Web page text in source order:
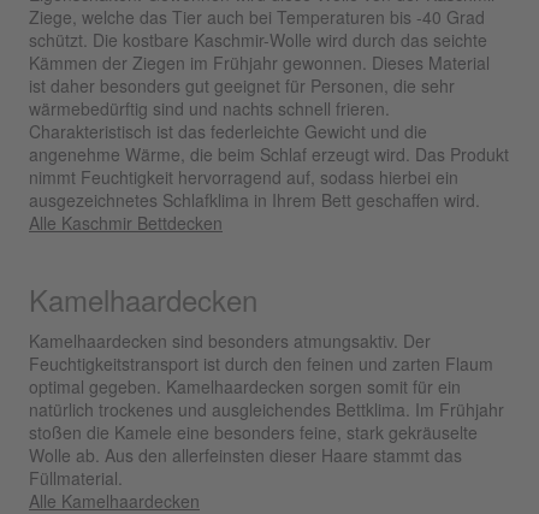
Ziege, welche das Tier auch bei Temperaturen bis -40 Grad
schützt. Die kostbare Kaschmir-Wolle wird durch das seichte
Kämmen der Ziegen im Frühjahr gewonnen. Dieses Material
ist daher besonders gut geeignet für Personen, die sehr
wärmebedürftig sind und nachts schnell frieren.
Charakteristisch ist das federleichte Gewicht und die
angenehme Wärme, die beim Schlaf erzeugt wird. Das Produkt
nimmt Feuchtigkeit hervorragend auf, sodass hierbei ein
ausgezeichnetes Schlafklima in Ihrem Bett geschaffen wird.
Alle Kaschmir Bettdecken
Kamelhaardecken
Kamelhaardecken sind besonders atmungsaktiv. Der
Feuchtigkeitstransport ist durch den feinen und zarten Flaum
optimal gegeben. Kamelhaardecken sorgen somit für ein
natürlich trockenes und ausgleichendes Bettklima. Im Frühjahr
stoßen die Kamele eine besonders feine, stark gekräuselte
Wolle ab. Aus den allerfeinsten dieser Haare stammt das
Füllmaterial.
Alle Kamelhaardecken